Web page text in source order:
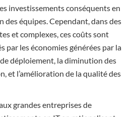
investissements conséquents en
équipes. Cependant, dans des
et complexes, ces coûts sont
par les économies générées par la
déploiement, la diminution des
et l’amélioration de la qualité des
grandes entreprises de